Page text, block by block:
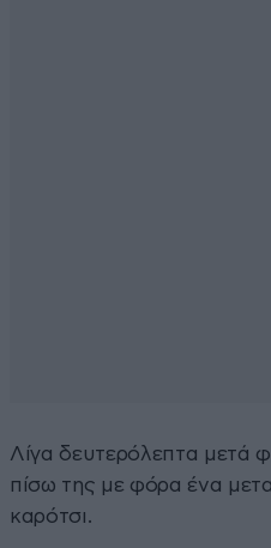
Λίγα δευτερόλεπτα μετά
πίσω της με φόρα ένα
καρότσι.